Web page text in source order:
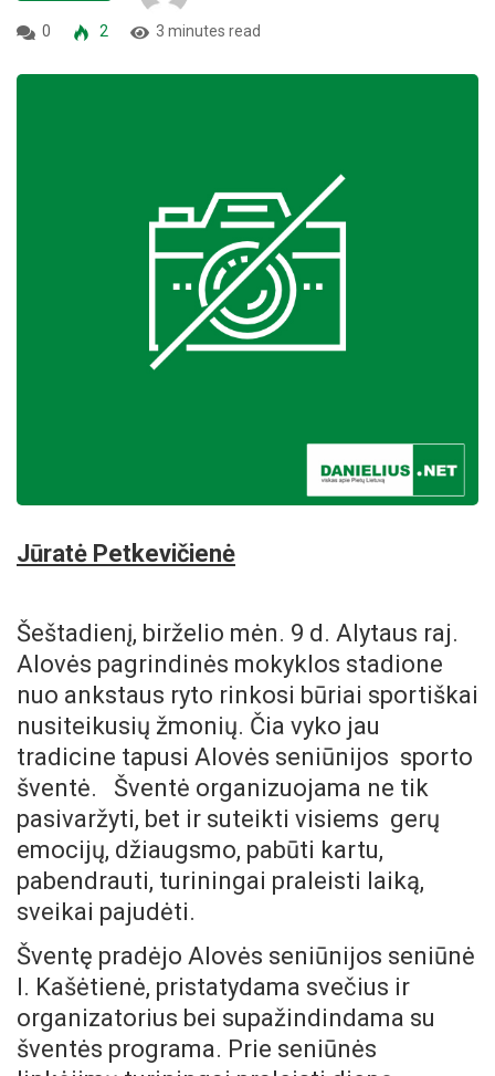
0 2 3 minutes read
Jūratė Petkevičienė
Šeštadienį, birželio mėn. 9 d. Alytaus raj.
Alovės pagrindinės mokyklos stadione
nuo ankstaus ryto rinkosi būriai sportiškai
nusiteikusių žmonių. Čia vyko jau
tradicine tapusi Alovės seniūnijos sporto
šventė. Šventė organizuojama ne tik
pasivaržyti, bet ir suteikti visiems gerų
emocijų, džiaugsmo, pabūti kartu,
pabendrauti, turiningai praleisti laiką,
sveikai pajudėti.
Šventę pradėjo Alovės seniūnijos seniūnė
I. Kašėtienė, pristatydama svečius ir
organizatorius bei supažindindama su
šventės programa. Prie seniūnės